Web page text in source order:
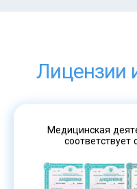
Лицензии
Медицинская